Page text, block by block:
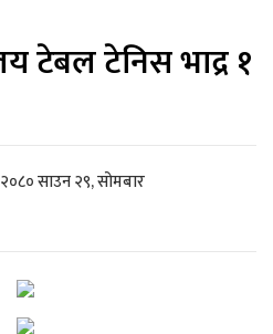
टेबल टेनिस भाद्र १
२०८० साउन २९, सोमबार